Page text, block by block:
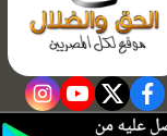
facebook
twitter
youtube